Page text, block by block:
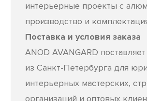
интерьерные проекты с
производство и
Поставка и условия заказа
ANOD AVANGARD
из Санкт-Петербурга для
интерьерных мастерских,
организаций и оптовых